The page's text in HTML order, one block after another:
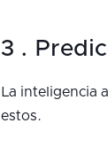
3 .
La inteligencia
estos.